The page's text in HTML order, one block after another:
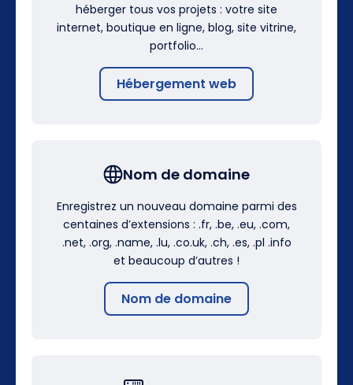
héberger tous vos projets : votre site
internet, boutique en ligne, blog, site vitrine,
portfolio…
Hébergement web
Nom de domaine
Enregistrez un nouveau domaine parmi des
centaines d’extensions : .fr, .be, .eu, .com,
.net, .org, .name, .lu, .co.uk, .ch, .es, .pl .info
et beaucoup d’autres !
Nom de domaine